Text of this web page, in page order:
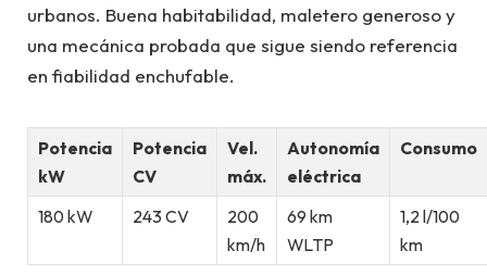
urbanos. Buena habitabilidad, maletero generoso y
una mecánica probada que sigue siendo referencia
en fiabilidad enchufable.
Potencia
kW
Potencia
CV
Vel.
máx.
Autonomía
eléctrica
Consumo
180 kW 243 CV
200
km/h
69 km
WLTP
1,2 l/100
km